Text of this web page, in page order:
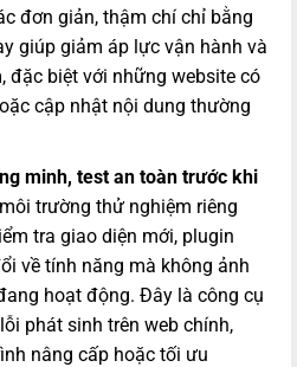
đơn giản, thậm chí chỉ bằng
giúp giảm áp lực vận hành và
đặc biệt với những website có
cập nhật nội dung thường
minh, test an toàn trước khi
trường thử nghiệm riêng
tra giao diện mới, plugin
về tính năng mà không ảnh
hoạt động. Đây là công cụ
phát sinh trên web chính,
nâng cấp hoặc tối ưu